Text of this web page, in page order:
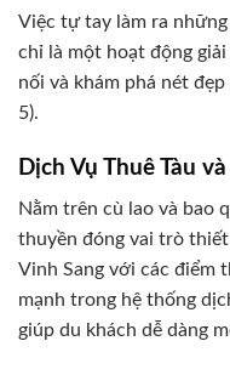
Việc tự tay làm ra
chỉ là một hoạt động
nối và khám phá nét
5).
Dịch Vụ Thuê Tàu
Nằm trên cù lao và bao
thuyền đóng vai trò
Vinh Sang với các điểm
mạnh trong hệ thống
giúp du khách dễ dàng